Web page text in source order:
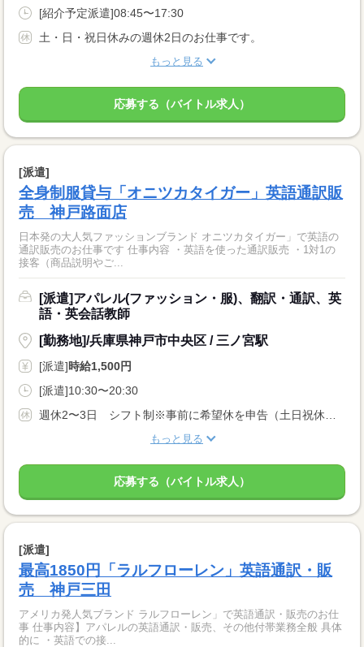
[紹介予定派遣]08:45〜17:30
土・日・祝日休みの週休2日のお仕事です。
もっと見る
応募する（バイトル求人）
[派遣]
全身制服貸与「オニツカタイガー」英語通訳販
売 神戸路面店
日本発の大人気ファッションブランド オニツカタイガー」で英語の
通訳販売のお仕事です 仕事内容 ・英語を使った通訳販売 ・1対1の
接客（商品説明やご...
[派遣]アパレル(ファッション・服)、翻訳・通訳、英
語・英会話教師
[勤務地]/兵庫県神戸市中央区 / 三ノ宮駅
[派遣]時給1,500円
[派遣]10:30〜20:30
もっと見る
応募する（バイトル求人）
[派遣]
最高1850円「ラルフローレン」英語通訳・販
売 神戸三田
アメリカ発人気ブランド ラルフローレン」で英語通訳・販売のお仕
事 仕事内容】アパレルの英語通訳・販売、その他付帯業務全般 具体
的に ・英語での接...